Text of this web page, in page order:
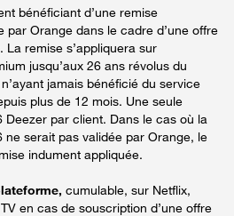
bénéficiant d’une remise
par Orange dans le cadre d’une offre
remise s’appliquera sur
jusqu’aux 26 ans révolus du
jamais bénéficié du service
plus de 12 mois. Une seule
Deezer par client. Dans le cas où la
ne serait pas validée par Orange, le
indument appliquée.
cumulable, sur Netflix,
en cas de souscription d’une offre